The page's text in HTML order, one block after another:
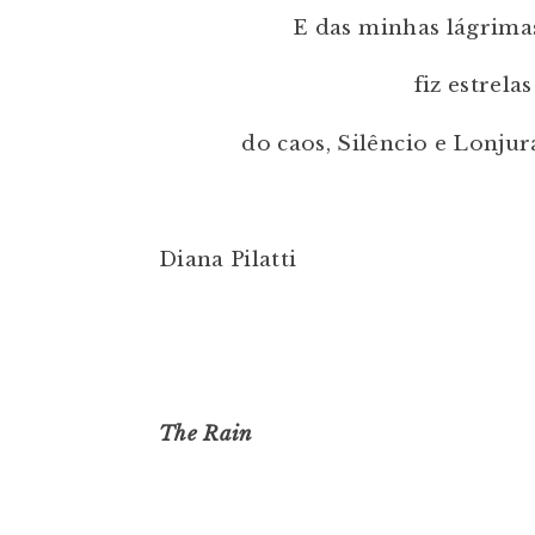
E das minhas
fiz estrelas
do caos, Silêncio e
Diana Pilatti
The Rain